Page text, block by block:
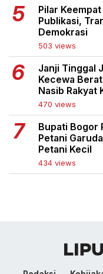
Pilar
Publikasi,
Demokrasi
503 views
Janji Tinggal
Kecewa
Nasib Rakyat
470 views
Bupati Bogor
Petani
Petani Kecil
434 views